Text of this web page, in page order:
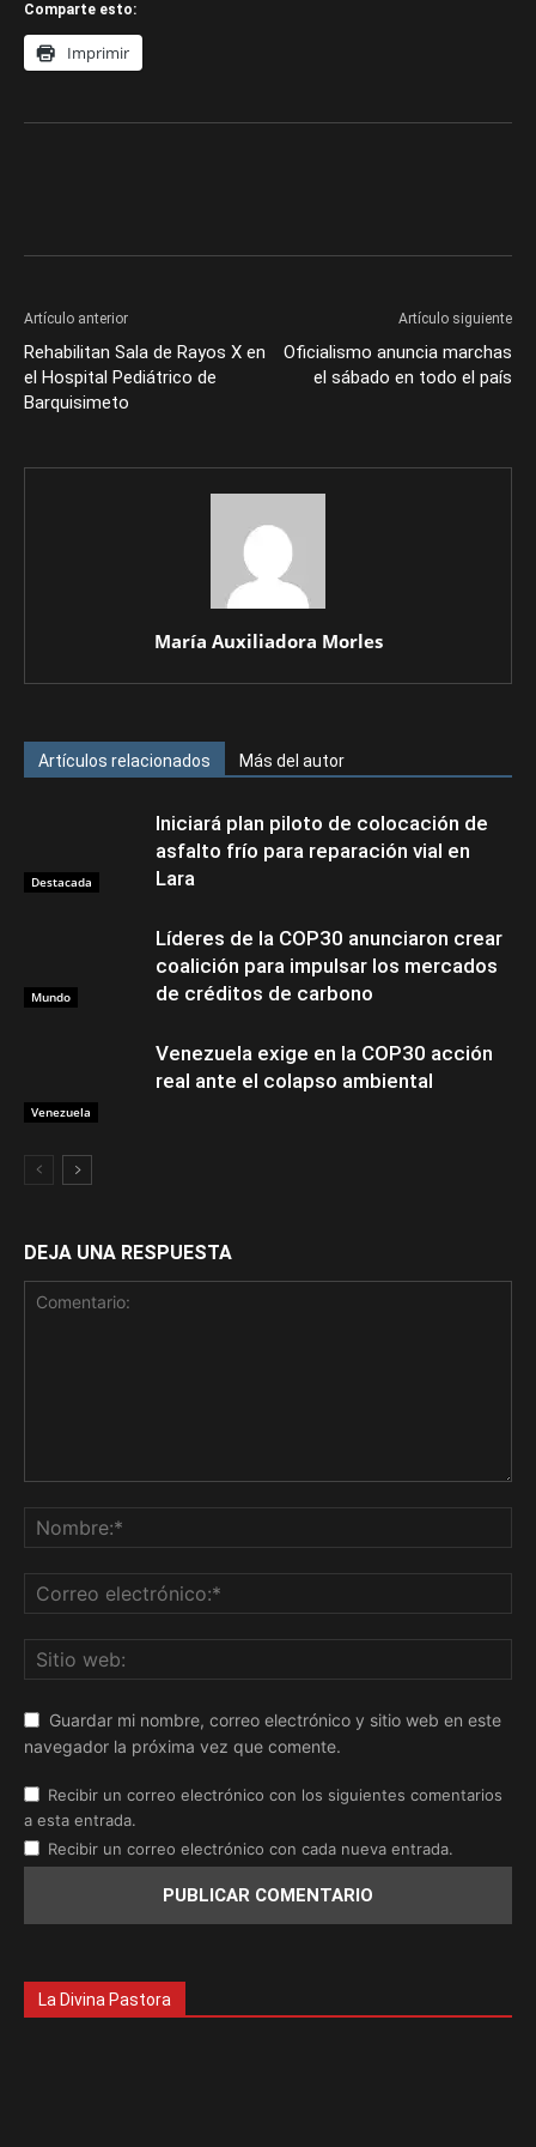
Comparte esto:
Imprimir
Artículo anterior
Rehabilitan Sala de Rayos X en
el Hospital Pediátrico de
Barquisimeto
Artículo siguiente
Oficialismo anuncia marchas
el sábado en todo el país
María Auxiliadora Morles
Artículos relacionados Más del autor
Destacada
Iniciará plan piloto de colocación de
asfalto frío para reparación vial en
Lara
Mundo
Líderes de la COP30 anunciaron crear
coalición para impulsar los mercados
de créditos de carbono
Venezuela
Venezuela exige en la COP30 acción
real ante el colapso ambiental
DEJA UNA RESPUESTA
Guardar mi nombre, correo electrónico y sitio web en este
navegador la próxima vez que comente.
Recibir un correo electrónico con los siguientes comentarios
a esta entrada.
Recibir un correo electrónico con cada nueva entrada.
La Divina Pastora